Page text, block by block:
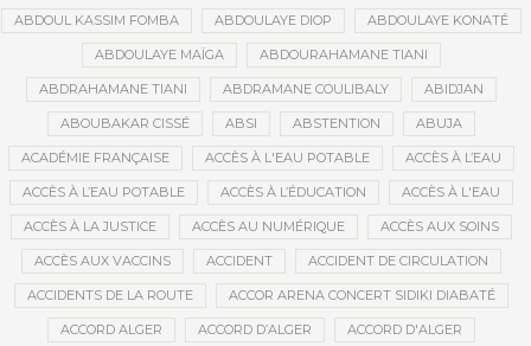
ABDOUL KASSIM FOMBA ABDOULAYE DIOP ABDOULAYE KONATÉ
ABDOULAYE MAÏGA ABDOURAHAMANE TIANI
ABDRAHAMANE TIANI ABDRAMANE COULIBALY ABIDJAN
ABOUBAKAR CISSÉ ABSI ABSTENTION ABUJA
ACADÉMIE FRANÇAISE ACCÈS À L'EAU POTABLE ACCÈS À L’EAU
ACCÈS À L’EAU POTABLE ACCÈS À L’ÉDUCATION ACCÈS À L'EAU
ACCÈS À LA JUSTICE ACCÈS AU NUMÉRIQUE ACCÈS AUX SOINS
ACCÈS AUX VACCINS ACCIDENT ACCIDENT DE CIRCULATION
ACCIDENTS DE LA ROUTE ACCOR ARENA CONCERT SIDIKI DIABATÉ
ACCORD ALGER ACCORD D’ALGER ACCORD D'ALGER